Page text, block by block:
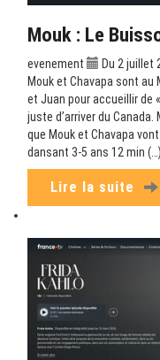
Mouk : Le
evenement
Du 2 juillet
Mouk et Chavapa sont au
et Juan pour accueillir de
juste d’arriver du
que Mouk et Chavapa
dansant 3-5 ans 12 min (…)
Lire la suite